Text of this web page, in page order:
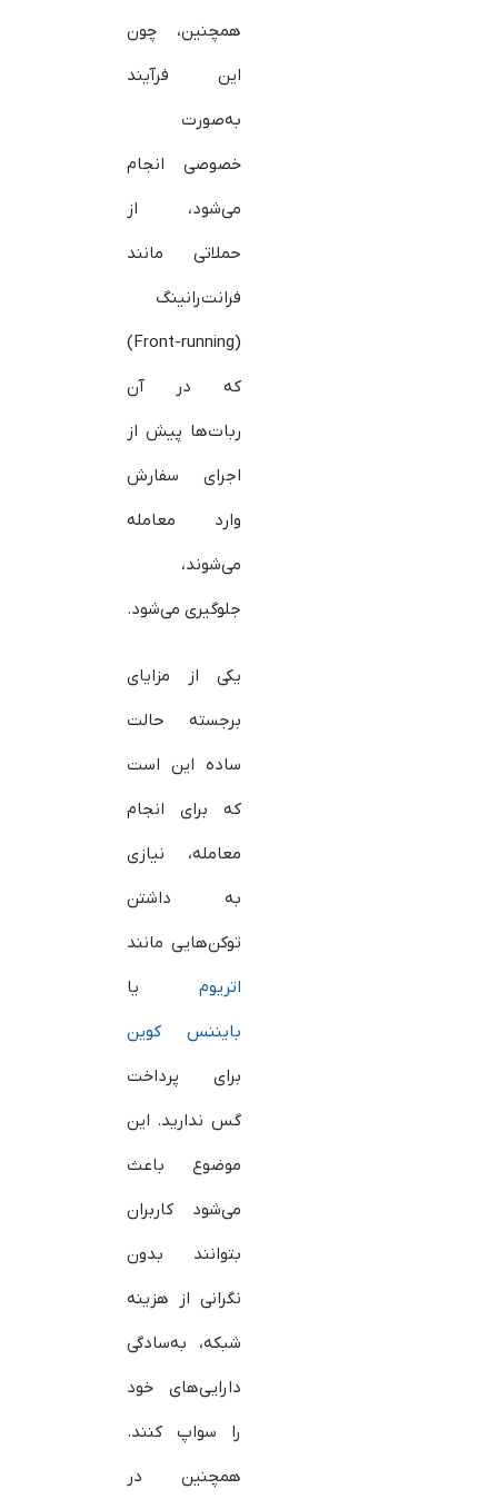
همچنین، چون
این فرآیند
به‌صورت
خصوصی انجام
می‌شود، از
حملاتی مانند
فرانت‌رانینگ
(Front-running)
که در آن
ربات‌ها پیش از
اجرای سفارش
وارد معامله
می‌شوند،
جلوگیری می‌شود.
یکی از مزایای
برجسته حالت
ساده این است
که برای انجام
معامله، نیازی
به داشتن
توکن‌هایی مانند
اتریوم یا
بایننس کوین
برای پرداخت
گس ندارید. این
موضوع باعث
می‌شود کاربران
بتوانند بدون
نگرانی از هزینه
شبکه، به‌سادگی
دارایی‌های خود
را سواپ کنند.
همچنین در